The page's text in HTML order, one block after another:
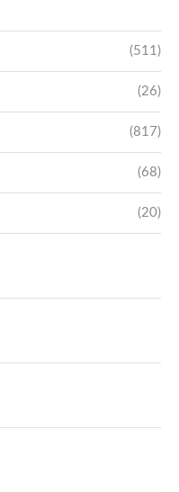
(511)
(26)
(817)
(68)
(20)